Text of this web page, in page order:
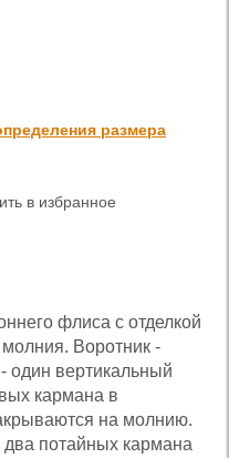
размера
в избранное
флиса с отделкой
Воротник -
один вертикальный
кармана в
на молнию.
два потайных кармана